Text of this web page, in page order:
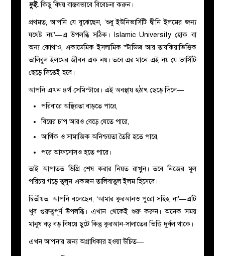
দুই.কিছু বিষয় বাস্তবভাবে বিবেচনা করুন।
প্রথমত, আপনি যে বুঝেছেন, ‘শুধু ইউনিভার্সিটি দ্বীনি ইলমের জন্য
যথেষ্ট নয়’—এ উপলব্ধি সঠিক।
Islamic University হোক বা
অন্য কোথাও, একাডেমিক ইসলামিক স্টাডিজ আর তাযকিয়াভিত্তিক
তালিবুল ইলমের জীবন এক নয়। তবে এর মানে এই নয় যে ভার্সিটি
ছেড়ে দিতেই হবে।
আপনি এখন ৪র্থ সেমিস্টারে। এই অবস্থায় হঠাৎ ছেড়ে দিলে—
পরিবারে অস্থিরতা বাড়তে পারে,
বিয়ের চাপ আরও বেড়ে যেতে পারে,
আর্থিক ও সামাজিক অনিশ্চয়তা তৈরি হতে পারে,
পরে আফসোসও হতে পারে।
তাই আপাতত ডিগ্রি শেষ করার নিয়ত রাখুন। তবে নিজের মূল
পরিচয় গড়ে তুলুন একজন তালিবাতুল ইলম হিসেবে।
দ্বিতীয়ত, আপনি বলেছেন, ‘আমার কুরআনও পুরো সহিহ না’—এটি
খুব গুরুত্বপূর্ণ উপলব্ধি। এখান থেকেই শুরু করুন। অনেক সময়
মানুষ বড় বড় বিষয়ে ছুটে কিন্তু কুরআন-সালাতের ভিত্তি দুর্বল থাকে।
এখন আপনার জন্য অগ্রাধিকার হওয়া উচিত—